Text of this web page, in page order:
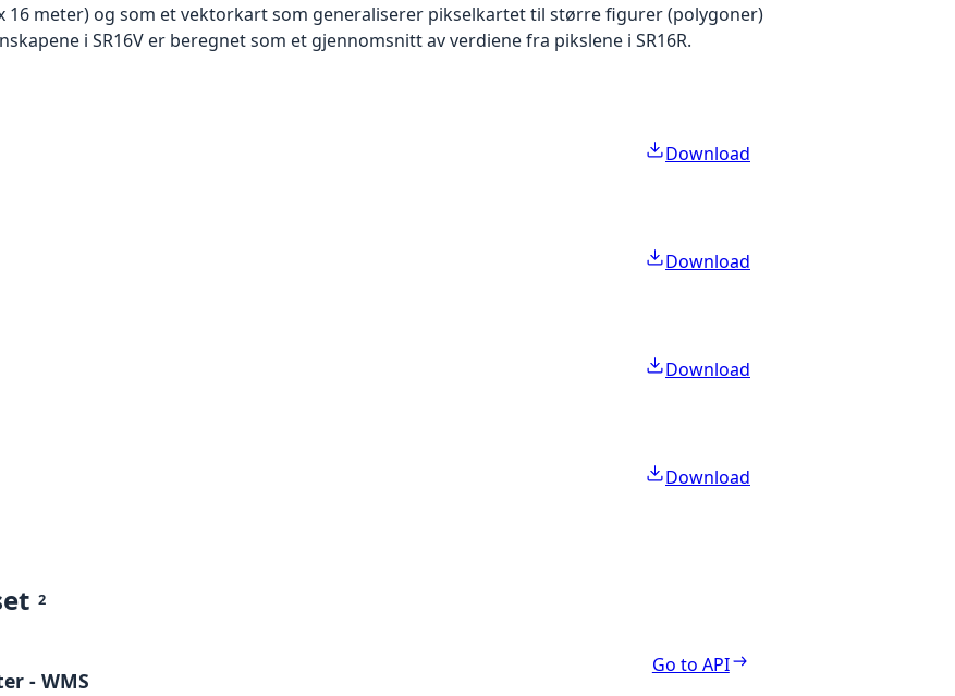
16 meter) og som et vektorkart som generaliserer pikselkartet til større figurer (polygoner)
i SR16V er beregnet som et gjennomsnitt av verdiene fra pikslene i SR16R.
Download
Download
Download
Download
2
- WMS
Go to API